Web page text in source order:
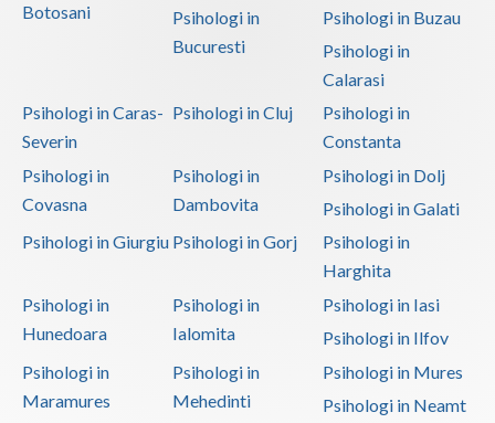
Botosani
Psihologi in
Bucuresti
Psihologi in Buzau
Psihologi in
Calarasi
Psihologi in Caras-
Severin
Psihologi in Cluj
Psihologi in
Constanta
Psihologi in
Covasna
Psihologi in
Dambovita
Psihologi in Dolj
Psihologi in Galati
Psihologi in Giurgiu Psihologi in Gorj
Psihologi in
Harghita
Psihologi in
Hunedoara
Psihologi in
Ialomita
Psihologi in Iasi
Psihologi in Ilfov
Psihologi in
Maramures
Psihologi in
Mehedinti
Psihologi in Mures
Psihologi in Neamt